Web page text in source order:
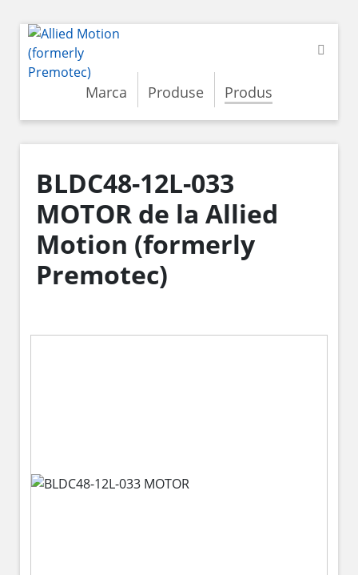
Marca Produse Produs
BLDC48-12L-033
MOTOR de la Allied
Motion (formerly
Premotec)